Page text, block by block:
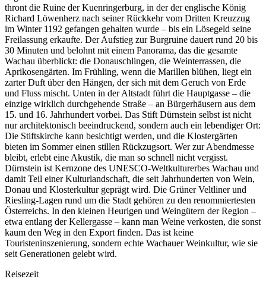
thront die Ruine der Kuenringerburg, in der der englische König
Richard Löwenherz nach seiner Rückkehr vom Dritten Kreuzzug
im Winter 1192 gefangen gehalten wurde – bis ein Lösegeld seine
Freilassung erkaufte. Der Aufstieg zur Burgruine dauert rund 20 bis
30 Minuten und belohnt mit einem Panorama, das die gesamte
Wachau überblickt: die Donauschlingen, die Weinterrassen, die
Aprikosengärten. Im Frühling, wenn die Marillen blühen, liegt ein
zarter Duft über den Hängen, der sich mit dem Geruch von Erde
und Fluss mischt. Unten in der Altstadt führt die Hauptgasse – die
einzige wirklich durchgehende Straße – an Bürgerhäusern aus dem
15. und 16. Jahrhundert vorbei. Das Stift Dürnstein selbst ist nicht
nur architektonisch beeindruckend, sondern auch ein lebendiger Ort:
Die Stiftskirche kann besichtigt werden, und die Klostergärten
bieten im Sommer einen stillen Rückzugsort. Wer zur Abendmesse
bleibt, erlebt eine Akustik, die man so schnell nicht vergisst.
Dürnstein ist Kernzone des UNESCO-Weltkulturerbes Wachau und
damit Teil einer Kulturlandschaft, die seit Jahrhunderten von Wein,
Donau und Klosterkultur geprägt wird. Die Grüner Veltliner und
Riesling-Lagen rund um die Stadt gehören zu den renommiertesten
Österreichs. In den kleinen Heurigen und Weingütern der Region –
etwa entlang der Kellergasse – kann man Weine verkosten, die sonst
kaum den Weg in den Export finden. Das ist keine
Touristeninszenierung, sondern echte Wachauer Weinkultur, wie sie
seit Generationen gelebt wird.
Reisezeit